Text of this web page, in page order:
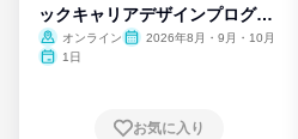
ックキャリアデザインプログラ
ム
オンライン
2026年8月・9月・10月
1日
お気に入り